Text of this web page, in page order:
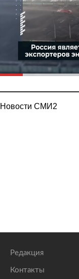
Новости СМИ2
Редакция
Контакты